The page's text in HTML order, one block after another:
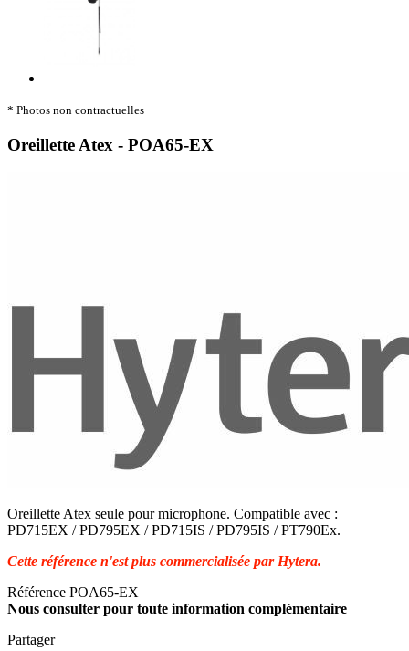
* Photos non contractuelles
Oreillette Atex - POA65-EX
Oreillette Atex seule pour microphone. Compatible avec :
PD715EX / PD795EX / PD715IS / PD795IS / PT790Ex.
Cette référence n'est plus commercialisée par Hytera.
Référence POA65-EX
Nous consulter pour toute information complémentaire
Partager